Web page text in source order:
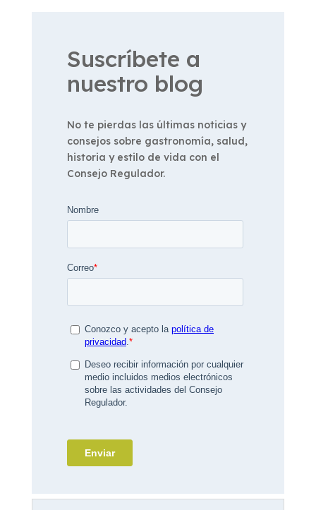
Suscríbete a
nuestro blog
No te pierdas las últimas noticias y
consejos sobre gastronomía, salud,
historia y estilo de vida con el
Consejo Regulador.